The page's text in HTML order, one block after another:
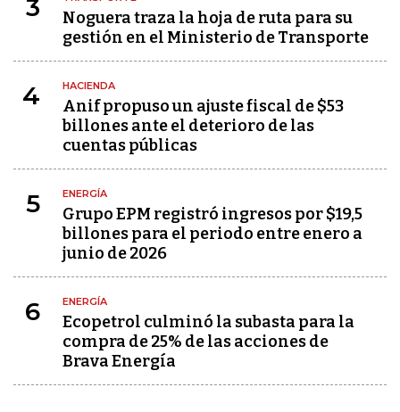
3
Noguera traza la hoja de ruta para su
gestión en el Ministerio de Transporte
4 HACIENDA
Anif propuso un ajuste fiscal de $53
billones ante el deterioro de las
cuentas públicas
5 ENERGÍA
Grupo EPM registró ingresos por $19,5
billones para el periodo entre enero a
junio de 2026
6 ENERGÍA
Ecopetrol culminó la subasta para la
compra de 25% de las acciones de
Brava Energía